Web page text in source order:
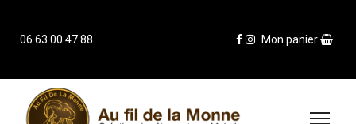
06 63 00 47 88 Mon panier